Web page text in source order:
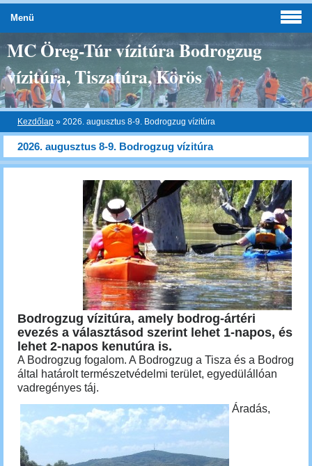
MC Öreg-Túr vízitúra Bodrogzug
vízitúra, Tiszatúra, Körös
Kezdőlap » 2026. augusztus 8-9. Bodrogzug vízitúra
2026. augusztus 8-9. Bodrogzug vízitúra
Bodrogzug vízitúra, amely bodrog-ártéri
evezés a választásod szerint lehet 1-napos, és
lehet 2-napos kenutúra is.
A Bodrogzug fogalom. A Bodrogzug a Tisza és a Bodrog
által határolt természetvédelmi terület, egyedülállóan
vadregényes táj.
Áradás,
Menü